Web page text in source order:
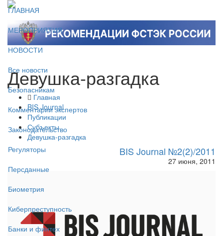
ГЛАВНАЯ
МЕРОПРИЯТИЯ
НОВОСТИ
Все новости
Безопасникам
Комментарии экспертов
Законодательство
Регуляторы
Персданные
Биометрия
Киберпреступность
Банки и финтех
Девушка-разгадка
Главная
BIS Journal
Публикации
Субъекты
Девушка-разгадка
BIS Journal №2(2)/2011
27 июня, 2011